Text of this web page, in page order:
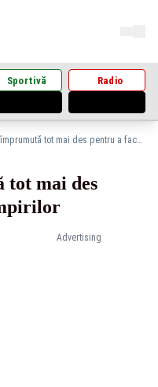
Sportivă Radio
Românii se împrumută tot mai des pentru a face față scumpirilor
Advertising
tot mai des